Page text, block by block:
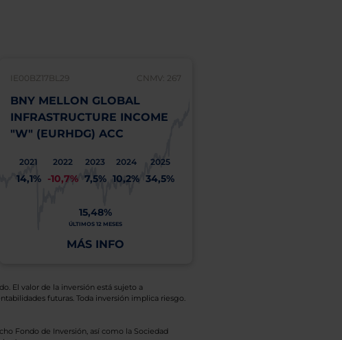
IE00BZ17BL29 CNMV: 267
BNY MELLON GLOBAL
INFRASTRUCTURE INCOME
"W" (EURHDG) ACC
2021
14,1%
2022
-10,7%
2023
7,5%
2024
10,2%
2025
34,5%
15,48%
ÚLTIMOS 12 MESES
MÁS INFO
El valor de la inversión está sujeto a
futuras. Toda inversión implica riesgo.
Fondo de Inversión, así como la Sociedad